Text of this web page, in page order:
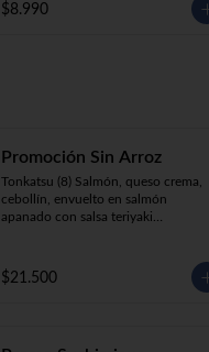
$8.990
Promoción Sin Arroz
Tonkatsu (8) Salmón, queso crema,
cebollín, envuelto en salmón
apanado con salsa teriyaki
crema
Sake Ebi (8) Camarón, salmón, queso
$21.500